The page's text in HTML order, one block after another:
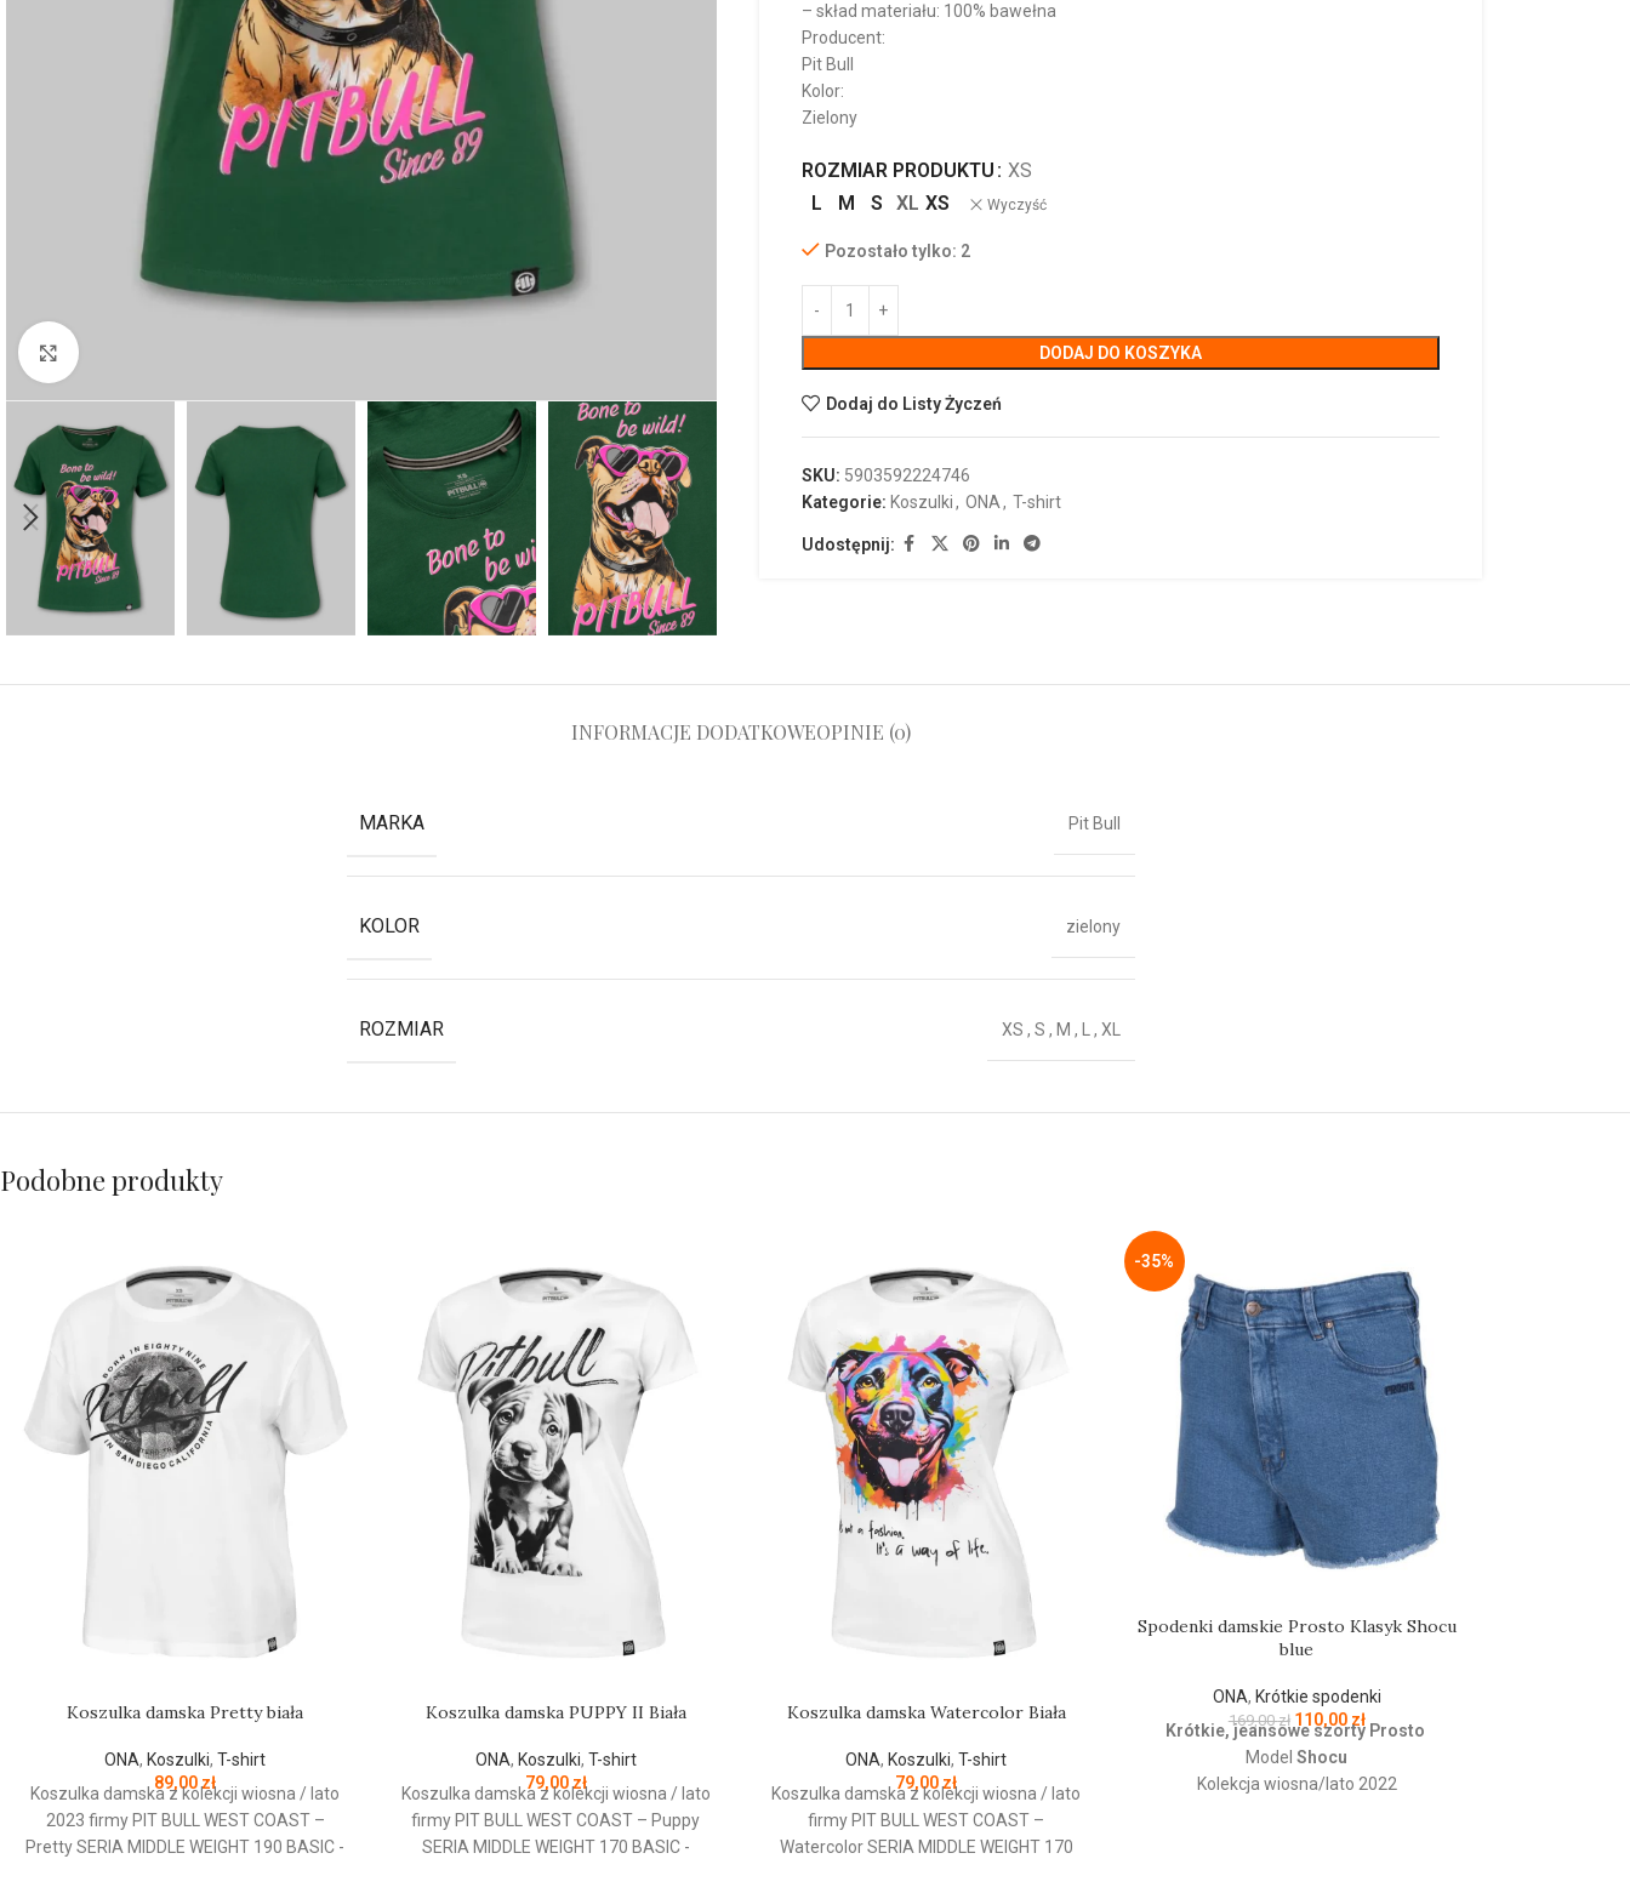
– skład materiału: 100% bawełna
Producent:
Pit Bull
Kolor:
Zielony
ROZMIAR PRODUKTU
XS
L
M S XL XS Wyczyść
Pozostało tylko: 2
DODAJ DO KOSZYKA
Dodaj do Listy Życzeń
SKU: 5903592224746
Kategorie: Koszulki, ONA, T-shirt
Udostępnij:
INFORMACJE DODATKOWEOPINIE (0)
MARKA Pit Bull
KOLOR zielony
ROZMIAR XS , S , M , L , XL
Podobne produkty
Koszulka damska Pretty biała
ONA, Koszulki,T-shirt
89,00zł
Koszulka damska z kolekcji wiosna / lato
2023 firmy PIT BULL WEST COAST –
Pretty SERIA MIDDLE WEIGHT 190 BASIC -
Koszulka damska PUPPY II Biała
ONA, Koszulki, T-shirt
79,00zł
Koszulka damska z kolekcji wiosna / lato
firmy PIT BULL WEST COAST – Puppy
SERIA MIDDLE WEIGHT 170 BASIC -
Koszulka damska Watercolor Biała
ONA, Koszulki,T-shirt
79,00zł
Koszulka damska z kolekcji wiosna / lato
firmy PIT BULL WEST COAST –
Watercolor SERIA MIDDLE WEIGHT 170
-35%
Spodenki damskie Prosto Klasyk Shocu
blue
ONA, Krótkie spodenki
169,00zł 110,00 zł
Krótkie, jeansowe szorty Prosto
ModelShocu
Kolekcja wiosna/lato 2022